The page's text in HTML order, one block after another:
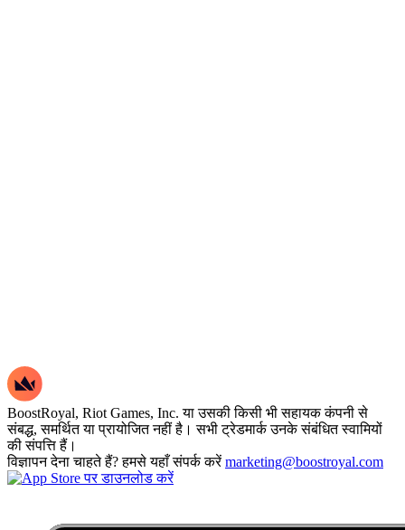
BoostRoyal, Riot Games, Inc. या उसकी किसी भी सहायक कंपनी से
संबद्ध, समर्थित या प्रायोजित नहीं है। सभी ट्रेडमार्क उनके संबंधित स्वामियों
की संपत्ति हैं।
विज्ञापन देना चाहते हैं? हमसे यहाँ संपर्क करेंmarketing@boostroyal.com